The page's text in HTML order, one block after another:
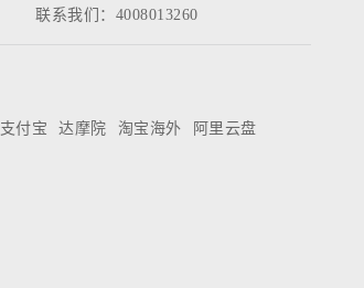
联系我们：4008013260
支付宝 达摩院 淘宝海外
阿里云盘